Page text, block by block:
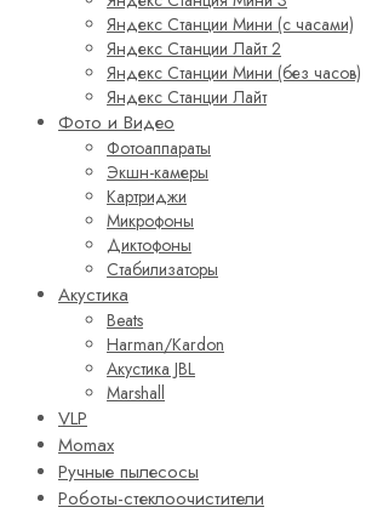
Яндекс Станции Мини (с часами)
Яндекс Станции Лайт 2
Яндекс Станции Мини (без часов)
Яндекс Станции Лайт
Фото и Видео
Фотоаппараты
Экшн-камеры
Картриджи
Микрофоны
Диктофоны
Стабилизаторы
Акустика
Beats
Harman/Kardon
Акустика JBL
Marshall
VLP
Momax
Ручные пылесосы
Роботы-стеклоочистители